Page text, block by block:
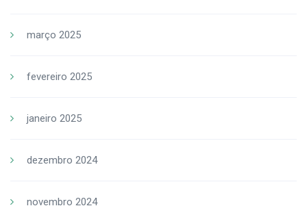
março 2025
fevereiro 2025
janeiro 2025
dezembro 2024
novembro 2024